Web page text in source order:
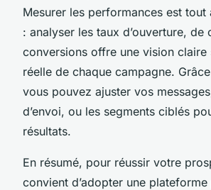
Mesurer les performances est tout
: analyser les taux d’ouverture, de
conversions offre une vision claire
réelle de chaque campagne.
vous pouvez ajuster vos
d’envoi, ou les segments ciblés
résultats.
En résumé, pour réussir votre
convient d’adopter une